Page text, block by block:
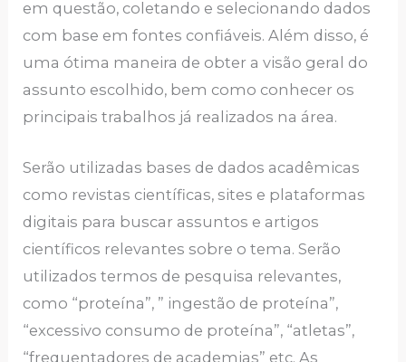
em questão, coletando e selecionando dados
com base em fontes confiáveis. Além disso, é
uma ótima maneira de obter a visão geral do
assunto escolhido, bem como conhecer os
principais trabalhos já realizados na área.
Serão utilizadas bases de dados acadêmicas
como revistas científicas, sites e plataformas
digitais para buscar assuntos e artigos
científicos relevantes sobre o tema. Serão
utilizados termos de pesquisa relevantes,
como “proteína”, ” ingestão de proteína”,
“excessivo consumo de proteína”, “atletas”,
“frequentadores de academias” etc. As